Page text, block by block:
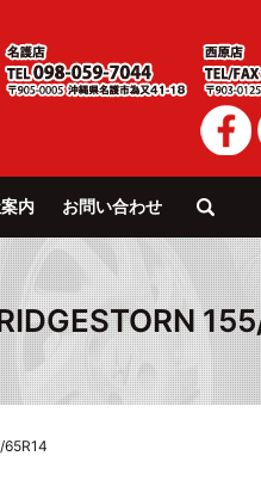
内 お問い合わせ
search